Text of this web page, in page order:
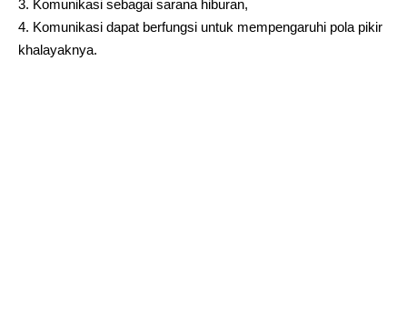
Komunikasi sebagai sarana hiburan,
Komunikasi dapat berfungsi untuk mempengaruhi pola pikir
khalayaknya.